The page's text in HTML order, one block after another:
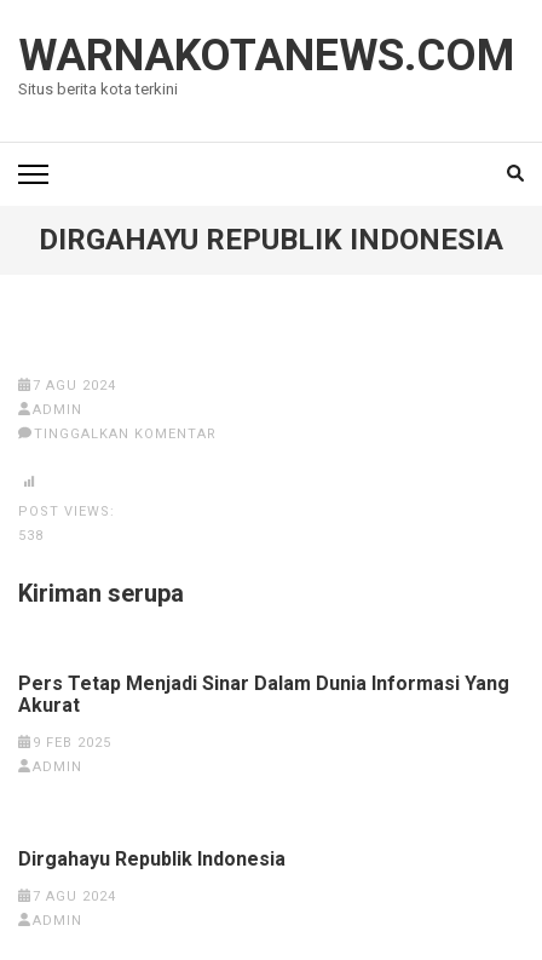
konten
(Tekan
WARNAKOTANEWS.COM
Situs berita kota terkini
DIRGAHAYU REPUBLIK INDONESIA
7 AGU 2024
ADMIN
TINGGALKAN KOMENTAR
POST VIEWS:
538
Kiriman serupa
Pers Tetap Menjadi Sinar Dalam Dunia Informasi Yang
Akurat
9 FEB 2025
ADMIN
Dirgahayu Republik Indonesia
7 AGU 2024
ADMIN